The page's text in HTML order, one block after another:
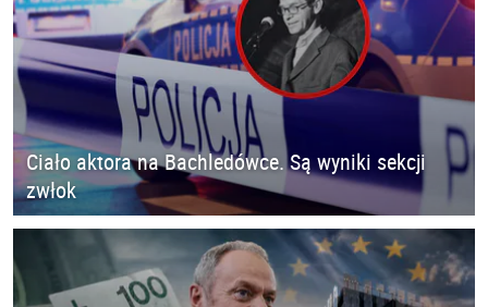
Ciało aktora na Bachledówce. Są wyniki sekcji
zwłok